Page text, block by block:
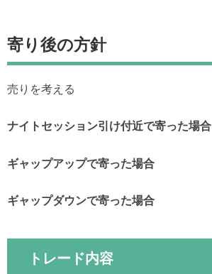
寄り後の方針
売りを考える
ナイトセッション引け付近で寄った場合
ギャップアップで寄った場合
ギャップダウンで寄った場合
トレード内容